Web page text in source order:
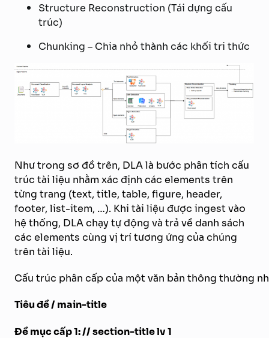
Structure Reconstruction (Tái dựng cấu
trúc)
Chunking – Chia nhỏ thành các khối tri thức
Như trong sơ đồ trên, DLA là bước phân tích cấu
trúc tài liệu nhằm xác định các elements trên
từng trang (text, title, table, figure, header,
footer, list-item, …). Khi tài liệu được ingest vào
hệ thống, DLA chạy tự động và trả về danh sách
các elements cùng vị trí tương ứng của chúng
trên tài liệu.
Cấu trúc phân cấp của một văn bản thông thường
Tiêu đề / main-title
Đề mục cấp 1: // section-title lv 1